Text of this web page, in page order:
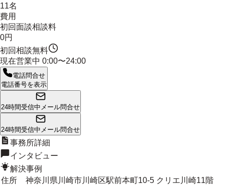
11名
費用
初回面談相談料
0円
初回相談無料
現在営業中 0:00〜24:00
電話問合せ
電話番号を表示
24時間受信中 メール問合せ
24時間受信中 メール問合せ
事務所詳細
インタビュー
解決事例
住所
神奈川県川崎市川崎区駅前本町10-5 クリエ川崎11階